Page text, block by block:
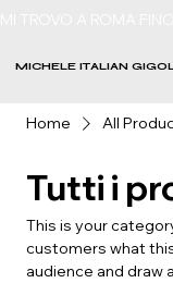
MICHELE ITALIAN
Home All
Tutti i
This is your
customers what
audience and